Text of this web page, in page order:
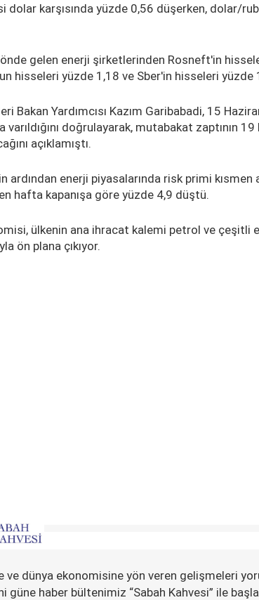
dolar karşısında yüzde 0,56 düşerken, dolar/
önde gelen enerji şirketlerinden Rosneft'in
hisseleri yüzde 1,18 ve Sber'in hisseleri yüzde
Bakan Yardımcısı Kazım Garibabadi, 15
varıldığını doğrulayarak, mutabakat zaptının
açıklamıştı.
ardından enerji piyasalarında risk primi
hafta kapanışa göre yüzde 4,9 düştü.
ülkenin ana ihracat kalemi petrol ve
ön plana çıkıyor.
ve dünya ekonomisine yön veren gelişmeleri
güne haber bültenimiz “Sabah Kahvesi” ile